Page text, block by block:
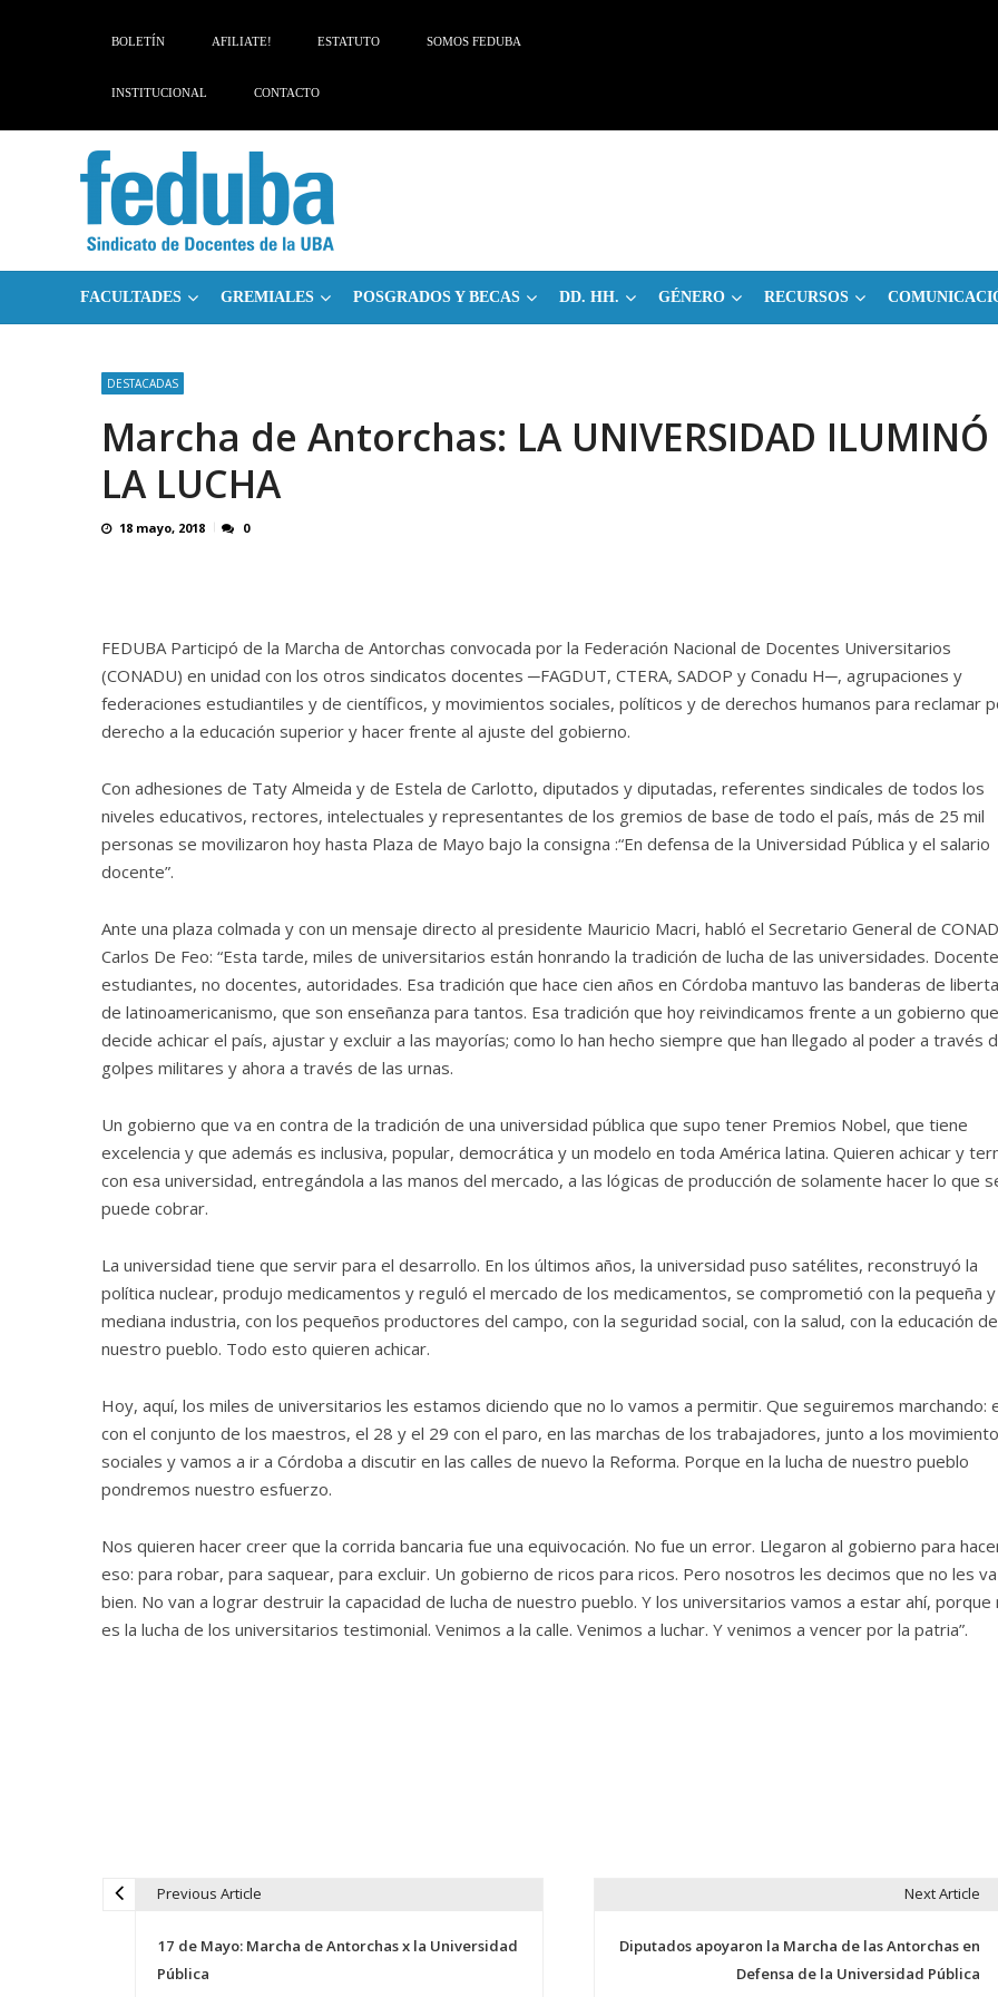
BOLETÍN AFILIATE! ESTATUTO SOMOS FEDUBA
INSTITUCIONAL CONTACTO
FACULTADES GREMIALES POSGRADOS Y BECAS DD. HH. GÉNERO RECURSOS
DESTACADAS
Marcha de Antorchas: LA UNIVERSIDAD ILUMINÓ
LA LUCHA
18 mayo, 2018 0
FEDUBA Participó de la Marcha de Antorchas convocada por la Federación Nacional de Docentes Universitarios
(CONADU) en unidad con los otros sindicatos docentes ─FAGDUT, CTERA, SADOP y Conadu H─, agrupaciones y
federaciones estudiantiles y de científicos, y movimientos sociales, políticos y de derechos humanos para reclamar
derecho a la educación superior y hacer frente al ajuste del gobierno.
Con adhesiones de Taty Almeida y de Estela de Carlotto, diputados y diputadas, referentes sindicales de todos los
niveles educativos, rectores, intelectuales y representantes de los gremios de base de todo el país, más de 25 mil
personas se movilizaron hoy hasta Plaza de Mayo bajo la consigna :“En defensa de la Universidad Pública y el salario
docente”.
Ante una plaza colmada y con un mensaje directo al presidente Mauricio Macri, habló el Secretario General de
Carlos De Feo: “Esta tarde, miles de universitarios están honrando la tradición de lucha de las universidades.
estudiantes, no docentes, autoridades. Esa tradición que hace cien años en Córdoba mantuvo las banderas de
de latinoamericanismo, que son enseñanza para tantos. Esa tradición que hoy reivindicamos frente a un gobierno que
decide achicar el país, ajustar y excluir a las mayorías; como lo han hecho siempre que han llegado al poder a través
golpes militares y ahora a través de las urnas.
Un gobierno que va en contra de la tradición de una universidad pública que supo tener Premios Nobel, que tiene
excelencia y que además es inclusiva, popular, democrática y un modelo en toda América latina. Quieren achicar y
con esa universidad, entregándola a las manos del mercado, a las lógicas de producción de solamente hacer lo que
puede cobrar.
La universidad tiene que servir para el desarrollo. En los últimos años, la universidad puso satélites, reconstruyó la
política nuclear, produjo medicamentos y reguló el mercado de los medicamentos, se comprometió con la pequeña y
mediana industria, con los pequeños productores del campo, con la seguridad social, con la salud, con la educación de
nuestro pueblo. Todo esto quieren achicar.
Hoy, aquí, los miles de universitarios les estamos diciendo que no lo vamos a permitir. Que seguiremos marchando:
con el conjunto de los maestros, el 28 y el 29 con el paro, en las marchas de los trabajadores, junto a los
sociales y vamos a ir a Córdoba a discutir en las calles de nuevo la Reforma. Porque en la lucha de nuestro pueblo
pondremos nuestro esfuerzo.
Nos quieren hacer creer que la corrida bancaria fue una equivocación. No fue un error. Llegaron al gobierno para
eso: para robar, para saquear, para excluir. Un gobierno de ricos para ricos. Pero nosotros les decimos que no les
bien. No van a lograr destruir la capacidad de lucha de nuestro pueblo. Y los universitarios vamos a estar ahí, porque
es la lucha de los universitarios testimonial. Venimos a la calle. Venimos a luchar. Y venimos a vencer por la patria”.
Previous Article
17 de Mayo: Marcha de Antorchas x la Universidad
Pública
Next Article
Diputados apoyaron la Marcha de las Antorchas en
Defensa de la Universidad Pública